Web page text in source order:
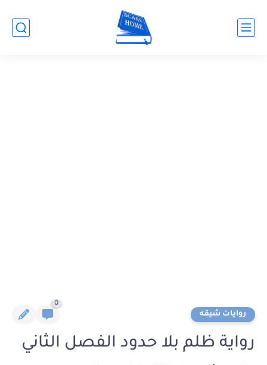
روايات شيقه
0
رواية ظلم بلا حدود الفصل الثاني